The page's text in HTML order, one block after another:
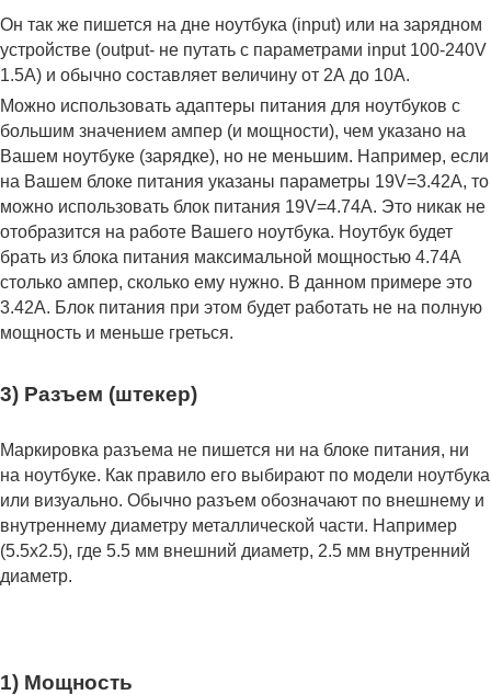
Он так же пишется на дне ноутбука (input) или на зарядном
устройстве (output- не путать с параметрами input 100-240V
1.5A) и обычно составляет величину от 2А до 10A.
Можно использовать адаптеры питания для ноутбуков с
большим значением ампер (и мощности), чем указано на
Вашем ноутбуке (зарядке), но не меньшим. Например, если
на Вашем блоке питания указаны параметры 19V=3.42A, то
можно использовать блок питания 19V=4.74A. Это никак не
отобразится на работе Вашего ноутбука. Ноутбук будет
брать из блока питания максимальной мощностью 4.74А
столько ампер, сколько ему нужно. В данном примере это
3.42А. Блок питания при этом будет работать не на полную
мощность и меньше греться.
3) Разъем (штекер)
Маркировка разъема не пишется ни на блоке питания, ни
на ноутбуке. Как правило его выбирают по модели ноутбука
или визуально. Обычно разъем обозначают по внешнему и
внутреннему диаметру металлической части. Например
(5.5x2.5), где 5.5 мм внешний диаметр, 2.5 мм внутренний
диаметр.
1) Мощность